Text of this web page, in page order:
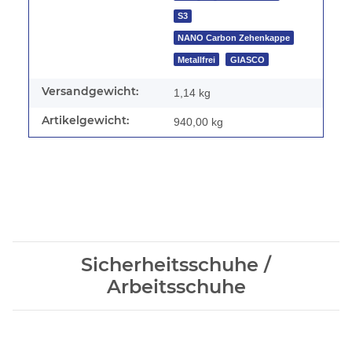
S3
NANO Carbon Zehenkappe
Metallfrei GIASCO
Versandgewicht: 1,14 kg
Artikelgewicht: 940,00 kg
Sicherheitsschuhe /
Arbeitsschuhe